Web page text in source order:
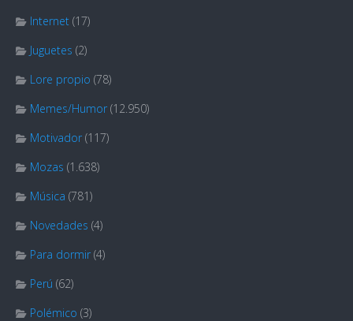
Internet (17)
Juguetes (2)
Lore propio (78)
Memes/Humor (12.950)
Motivador (117)
Mozas (1.638)
Música (781)
Novedades (4)
Para dormir (4)
Perú (62)
Polémico (3)